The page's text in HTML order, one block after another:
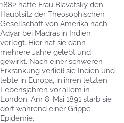
1882 hatte Frau Blavatsky den
Hauptsitz der Theosophischen
Gesellschaft von Amerika nach
Adyar bei Madras in Indien
verlegt. Hier hat sie dann
mehrere Jahre gelebt und
gewirkt. Nach einer schweren
Erkrankung verließ sie Indien und
lebte in Europa, in ihren letzten
Lebensjahren vor allem in
London. Am 8. Mai 1891 starb sie
dort während einer Grippe-
Epidemie.